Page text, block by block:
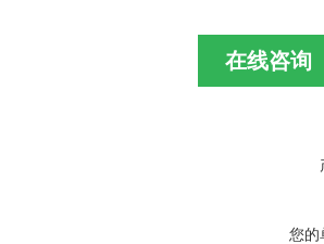
在线咨询
您的